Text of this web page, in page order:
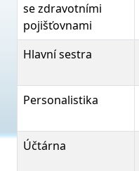
se zdravotními
pojišťovnami
Hlavní sestra
Personalistika
Účtárna